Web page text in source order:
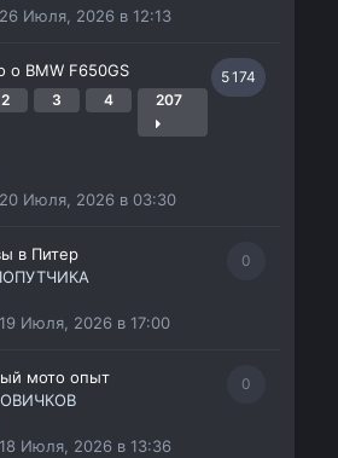
26 Июля, 2026 в 12:13
5 174
о BMW F650GS
2 3 4 207
20 Июля, 2026 в 03:30
0
в Питер
19 Июля, 2026 в 17:00
0
мото опыт
18 Июля, 2026 в 13:36